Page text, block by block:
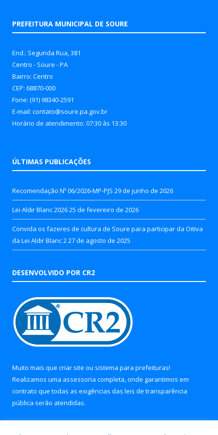
PREFEITURA MUNICIPAL DE SOURE
End.: Segunda Rua, 381
Centro - Soure - PA
Bairro: Centro
CEP: 68870-000
Fone: (91) 98340-2591
E-mail: contato@soure.pa.gov.br
Horário de atendimento: 07:30 às 13:30
ÚLTIMAS PUBLICAÇÕES
Recomendação Nº 06/2026-MP-PJS 29 de junho de 2026
Lei Aldir Blanc 202625 de fevereiro de 2026
Convida os fazeres de cultura de Soure para participar da Oitiva
da Lei Aldir Blanc 2 27 de agosto de 2025
DESENVOLVIDO POR CR2
Muito mais que criar site ou sistema para prefeituras!
Realizamos uma assessoria completa, onde garantimos em
contrato que todas as exigências das leis de transparência
pública serão atendidas.